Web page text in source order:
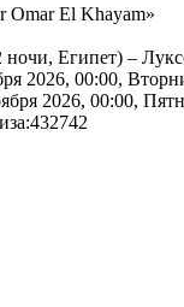
Omar El Khayam»
ночи, Египет) –
2026, 00:00,
2026, 00:00,
432742